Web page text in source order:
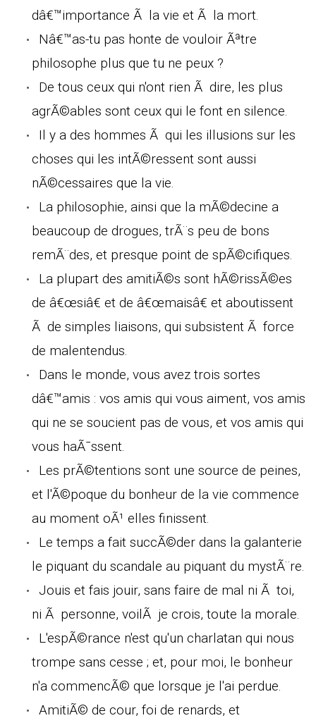
dâ€™importance Ã la vie et Ã la mort.
Nâ€™as-tu pas honte de vouloir Ãªtre
philosophe plus que tu ne peux ?
De tous ceux qui n'ont rien Ã dire, les plus
agrÃ©ables sont ceux qui le font en silence.
Il y a des hommes Ã qui les illusions sur les
choses qui les intÃ©ressent sont aussi
nÃ©cessaires que la vie.
La philosophie, ainsi que la mÃ©decine a
beaucoup de drogues, trÃ¨s peu de bons
remÃ¨des, et presque point de spÃ©cifiques.
La plupart des amitiÃ©s sont hÃ©rissÃ©es
de â€œsiâ€ et de â€œmaisâ€ et aboutissent
Ã de simples liaisons, qui subsistent Ã force
de malentendus.
Dans le monde, vous avez trois sortes
dâ€™amis : vos amis qui vous aiment, vos amis
qui ne se soucient pas de vous, et vos amis qui
vous haÃ¯ssent.
Les prÃ©tentions sont une source de peines,
et l'Ã©poque du bonheur de la vie commence
au moment oÃ¹ elles finissent.
Le temps a fait succÃ©der dans la galanterie
le piquant du scandale au piquant du mystÃ¨re.
Jouis et fais jouir, sans faire de mal ni Ã toi,
ni Ã personne, voilÃ je crois, toute la morale.
L'espÃ©rance n'est qu'un charlatan qui nous
trompe sans cesse ; et, pour moi, le bonheur
n'a commencÃ© que lorsque je l'ai perdue.
AmitiÃ© de cour, foi de renards, et